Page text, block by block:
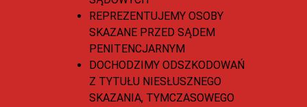
REPREZENTUJEMY OSOBY
SKAZANE PRZED SĄDEM
PENITENCJARNYM
DOCHODZIMY ODSZKODOWAŃ
Z TYTUŁU NIESŁUSZNEGO
SKAZANIA, TYMCZASOWEGO